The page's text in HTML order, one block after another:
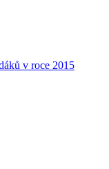
v roce 2015